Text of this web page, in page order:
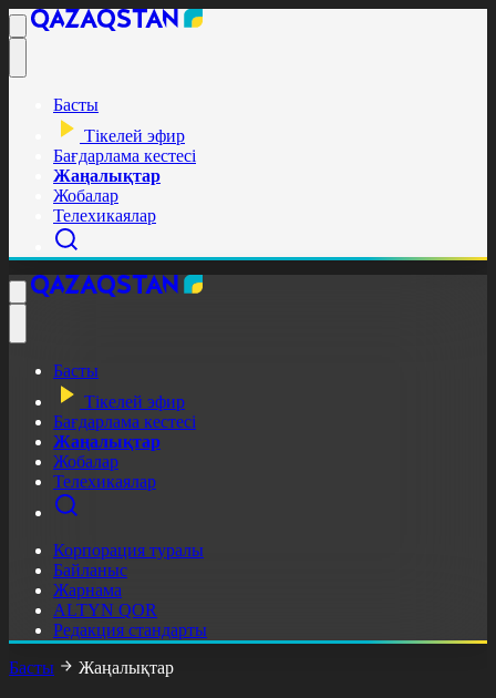
Басты
Тікелей эфир
Бағдарлама кестесі
Жаңалықтар
Жобалар
Телехикаялар
Басты
Тікелей эфир
Бағдарлама кестесі
Жаңалықтар
Жобалар
Телехикаялар
Корпорация туралы
Байланыс
Жарнама
ALTYN QOR
Редакция стандарты
Басты
Жаңалықтар